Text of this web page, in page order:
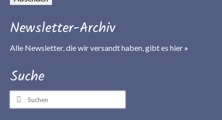
Newsletter-Archiv
Alle Newsletter, die wir versandt haben, gibt es hier »
Suche
Suchen
nach: